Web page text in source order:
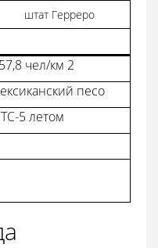
штат Герреро
чел/км 2
песо
5 летом